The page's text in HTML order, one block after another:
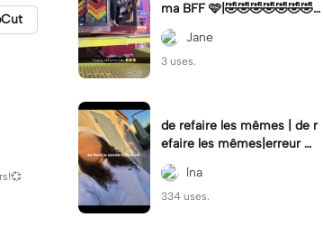
ma BFF 🩷|🤣🤣🤣🤣🤣🤣🤣
🤣
Jane
3 uses.
de refaire les mêmes | de r
efaire les mêmes|erreur 💔
🤟🏽
lna
334 uses.